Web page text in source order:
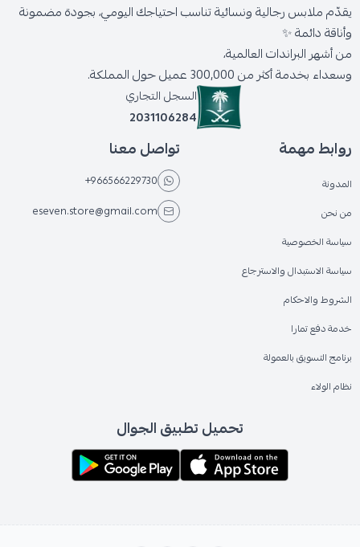
يقدّم ملابس رجالية ونسائية تناسب احتياجك اليومي، بجودة مضمونة
وأناقة دائمة ✨
من أشهر البراندات العالمية،
وسعداء بخدمة أكثر من 300,000 عميل حول المملكة.
السجل التجاري
2031106284
روابط مهمة
المدونة
من نحن
سياسة الخصوصية
سياسة الاستبدال والاسترجاع
الشروط والاحكام
خدمة دفع تمارا
برنامج التسويق بالعمولة
نظام الولاء
تواصل معنا
+966566229730
eseven.store@gmail.com
تحميل تطبيق الجوال